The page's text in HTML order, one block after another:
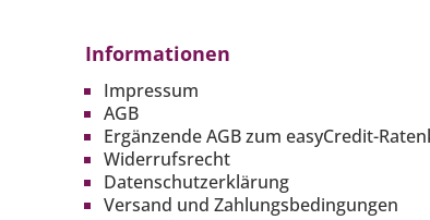
Informationen
Impressum
AGB
Ergänzende AGB zum easyCredit-
Widerrufsrecht
Datenschutzerklärung
Versand und Zahlungsbedingungen